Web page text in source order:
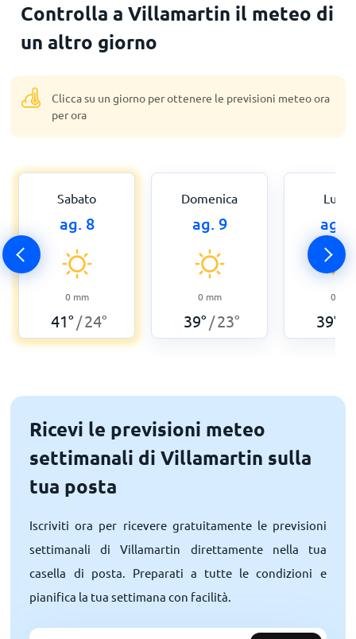
Controlla a Villamartin il meteo di
un altro giorno
Clicca su un giorno per ottenere le previsioni meteo ora
per ora
Sabato
ag. 8
0 mm
41° /24°
Domenica
ag. 9
0 mm
39° /23°
ag.
0
39°
Ricevi le previsioni meteo
settimanali di Villamartin sulla
tua posta
Iscriviti ora per ricevere gratuitamente le previsioni
settimanali di Villamartin direttamente nella tua
casella di posta. Preparati a tutte le condizioni e
pianifica la tua settimana con facilità.